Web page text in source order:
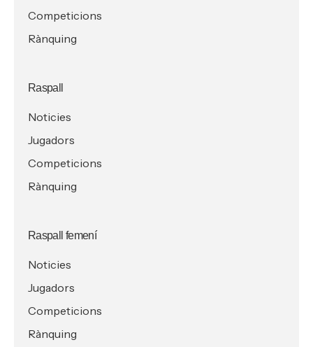
Competicions
Rànquing
Raspall
Noticies
Jugadors
Competicions
Rànquing
Raspall femení
Noticies
Jugadors
Competicions
Rànquing